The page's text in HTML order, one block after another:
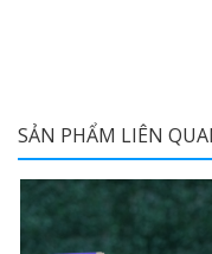
SẢN PHẨM LIÊN